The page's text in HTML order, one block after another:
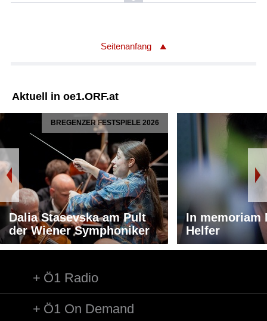
Ausführender/Ausführende: Thomas Kakuska /Viola
Label: EMI Classics CDC 7548812
Seitenanfang
Aktuell in oe1.ORF.at
BREGENZER FESTSPIELE 2026
Dalia Stasevska am Pult
der Wiener Symphoniker
In memoriam
Helfer
Ö1 Radio
Ö1 On Demand